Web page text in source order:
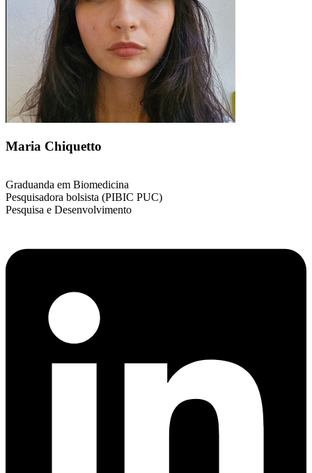
Maria Chiquetto
Graduanda em Biomedicina
Pesquisadora bolsista (PIBIC PUC)
Pesquisa e Desenvolvimento